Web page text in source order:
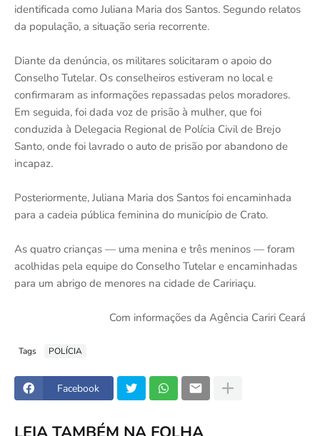
identificada como Juliana Maria dos Santos. Segundo relatos
da população, a situação seria recorrente.
Diante da denúncia, os militares solicitaram o apoio do
Conselho Tutelar. Os conselheiros estiveram no local e
confirmaram as informações repassadas pelos moradores.
Em seguida, foi dada voz de prisão à mulher, que foi
conduzida à Delegacia Regional de Polícia Civil de Brejo
Santo, onde foi lavrado o auto de prisão por abandono de
incapaz.
Posteriormente, Juliana Maria dos Santos foi encaminhada
para a cadeia pública feminina do município de Crato.
As quatro crianças — uma menina e três meninos — foram
acolhidas pela equipe do Conselho Tutelar e encaminhadas
para um abrigo de menores na cidade de Caririaçu.
Com informações da Agência Cariri Ceará
Tags POLÍCIA
Facebook